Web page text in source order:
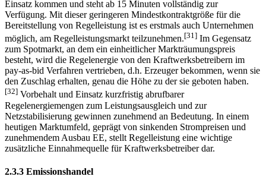
Einsatz kommen und steht ab 15 Minuten vollständig zur
Verfügung. Mit dieser geringeren Mindestkontraktgröße für die
Bereitstellung von Regelleistung ist es erstmals auch Unternehmen
möglich, am Regelleistungsmarkt teilzunehmen.[31] Im Gegensatz
zum Spotmarkt, an dem ein einheitlicher Markträumungspreis
besteht, wird die Regelenergie von den Kraftwerksbetreibern im
pay-as-bid Verfahren vertrieben, d.h. Erzeuger bekommen, wenn sie
den Zuschlag erhalten, genau die Höhe zu der sie geboten haben.
[32] Vorbehalt und Einsatz kurzfristig abrufbarer
Regelenergiemengen zum Leistungsausgleich und zur
Netzstabilisierung gewinnen zunehmend an Bedeutung. In einem
heutigen Marktumfeld, geprägt von sinkenden Strompreisen und
zunehmendem Ausbau EE, stellt Regelleistung eine wichtige
zusätzliche Einnahmequelle für Kraftwerksbetreiber dar.
2.3.3 Emissionshandel